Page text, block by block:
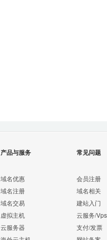
产品与服务
域名优惠
域名注册
域名交易
虚拟主机
云服务器
常见问题
会员注册
域名相关
建站入门
云服务/Vps
支付/发票